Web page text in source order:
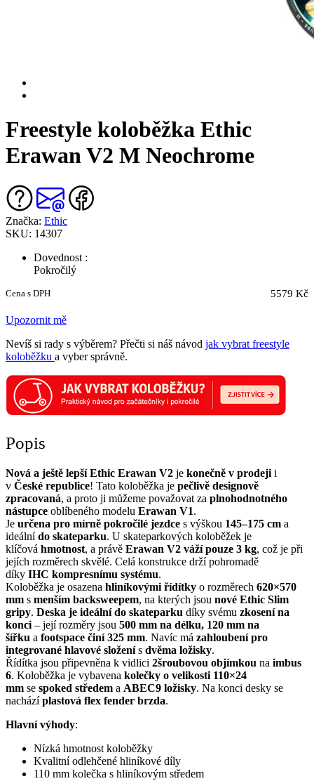
Freestyle koloběžka Ethic
Erawan V2 M Neochrome
Značka: Ethic
SKU: 14307
Dovednost :
Pokročilý
Cena s DPH 5579 Kč
Upozornit mě
Nevíš si rady s výběrem? Přečti si náš návod jak vybrat freestyle
koloběžku a vyber správně.
Popis
Nová a ještě lepší Ethic Erawan V2 je konečně v prodeji i
v České republice! Tato koloběžka je pečlivě designově
zpracovaná, a proto ji můžeme považovat za plnohodnotného
nástupce oblíbeného modelu Erawan V1.
Je určena pro mírně pokročilé jezdce s výškou 145–175 cm a
ideální do skateparku. U skateparkových koloběžek je
klíčová hmotnost, a právě Erawan V2 váží pouze 3 kg, což je při
jejích rozměrech skvělé. Celá konstrukce drží pohromadě
díky IHC kompresnímu systému.
Koloběžka je osazena hliníkovými řídítky o rozměrech 620×570
mm s menším backsweepem, na kterých jsou nové Ethic Slim
gripy. Deska je ideální do skateparku díky svému zkosení na
konci – její rozměry jsou 500 mm na délku, 120 mm na
šířku a footspace činí 325 mm. Navíc má zahloubení pro
integrované hlavové složení s dvěma ložisky.
Řídítka jsou připevněna k vidlici 2šroubovou objímkou na imbus
6. Koloběžka je vybavena kolečky o velikosti 110×24
mm se spoked středem a ABEC9 ložisky. Na konci desky se
nachází plastová flex fender brzda.
Hlavní výhody:
Nízká hmotnost koloběžky
Kvalitní odlehčené hliníkové díly
110 mm kolečka s hliníkovým středem